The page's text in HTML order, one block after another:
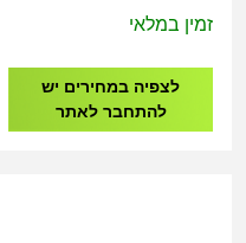
3200Mhz
זמין במלאי
לצפיה במחירים יש
להתחבר לאתר